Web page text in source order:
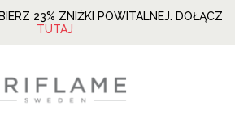
23% ZNIŻKI POWITALNEJ. DOŁĄCZ
TUTAJ